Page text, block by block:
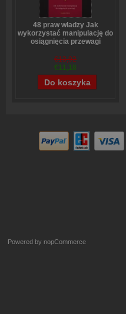
48 praw władzy Jak
wykorzystać manipulację do
osiągnięcia przewagi
€13,92
€11,18
Powered by nopCommerce